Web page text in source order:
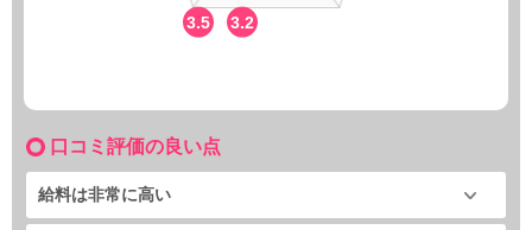
3.2
3.5
口コミ評価の良い点
給料は非常に高い